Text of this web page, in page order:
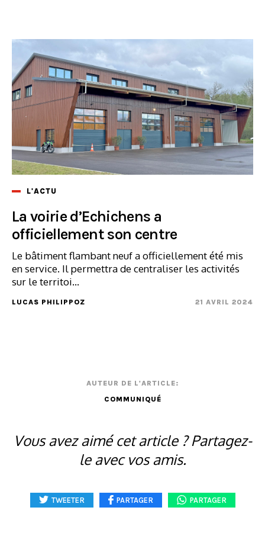
L'ACTU
La voirie d’Echichens a
officiellement son centre
Le bâtiment flambant neuf a officiellement été mis
en service. Il permettra de centraliser les activités
sur le territoi...
LUCAS PHILIPPOZ 21 AVRIL 2024
AUTEUR DE L'ARTICLE:
COMMUNIQUÉ
Vous avez aimé cet article ? Partagez-
le avec vos amis.
TWEETER PARTAGER PARTAGER